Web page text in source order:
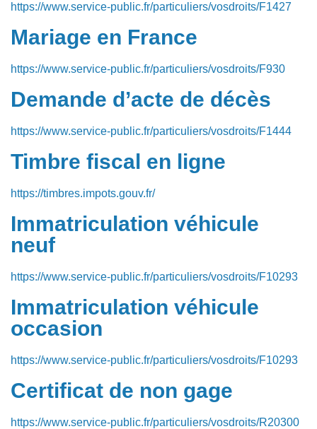
https://www.service-public.fr/particuliers/vosdroits/F1427
Mariage en France
https://www.service-public.fr/particuliers/vosdroits/F930
Demande d’acte de décès
https://www.service-public.fr/particuliers/vosdroits/F1444
Timbre fiscal en ligne
https://timbres.impots.gouv.fr/
Immatriculation véhicule
neuf
https://www.service-public.fr/particuliers/vosdroits/F10293
Immatriculation véhicule
occasion
https://www.service-public.fr/particuliers/vosdroits/F10293
Certificat de non gage
https://www.service-public.fr/particuliers/vosdroits/R20300